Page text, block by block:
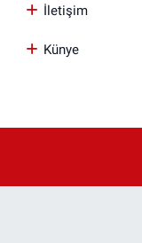
İletişim
Künye